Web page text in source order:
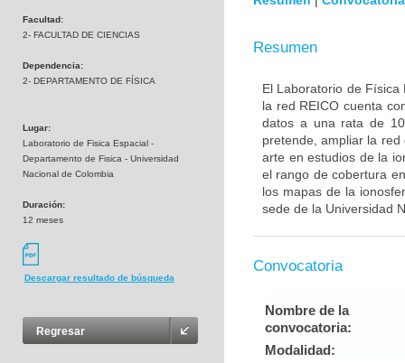
Facultad:
2- FACULTAD DE CIENCIAS
Dependencia:
2- DEPARTAMENTO DE FÍSICA
Lugar:
Laboratorio de Fisica Espacial -
Departamento de Fisica - Universidad
Nacional de Colombia
Duración:
12 meses
Descargar resultado de búsqueda
Regresar
Resumen
El Laboratorio de
la red REICO cuenta
datos a una rata de
pretende, ampliar la
arte en estudios de la
el rango de cobertura
los mapas de la
sede de la Universidad
Convocatoria
Nombre de la
convocatoria:
Modalidad: